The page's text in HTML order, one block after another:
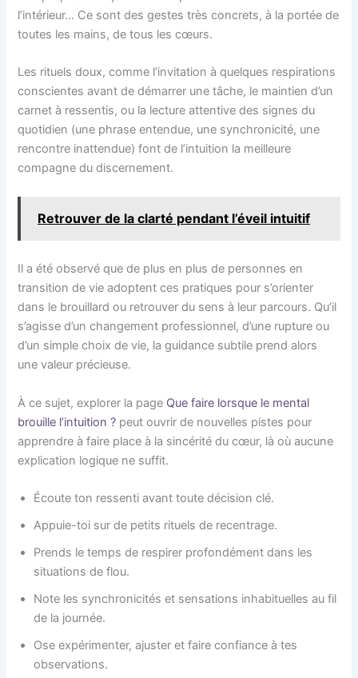
l’intérieur… Ce sont des gestes très concrets, à la portée de
toutes les mains, de tous les cœurs.
Les rituels doux, comme l’invitation à quelques respirations
conscientes avant de démarrer une tâche, le maintien d’un
carnet à ressentis, ou la lecture attentive des signes du
quotidien (une phrase entendue, une synchronicité, une
rencontre inattendue) font de l’intuition la meilleure
compagne du discernement.
Retrouver de la clarté pendant l’éveil intuitif
Il a été observé que de plus en plus de personnes en
transition de vie adoptent ces pratiques pour s’orienter
dans le brouillard ou retrouver du sens à leur parcours. Qu’il
s’agisse d’un changement professionnel, d’une rupture ou
d’un simple choix de vie, la guidance subtile prend alors
une valeur précieuse.
À ce sujet, explorer la page Que faire lorsque le mental
brouille l’intuition ? peut ouvrir de nouvelles pistes pour
apprendre à faire place à la sincérité du cœur, là où aucune
explication logique ne suffit.
Écoute ton ressenti avant toute décision clé.
Appuie-toi sur de petits rituels de recentrage.
Prends le temps de respirer profondément dans les
situations de flou.
Note les synchronicités et sensations inhabituelles au fil
de la journée.
Ose expérimenter, ajuster et faire confiance à tes
observations.